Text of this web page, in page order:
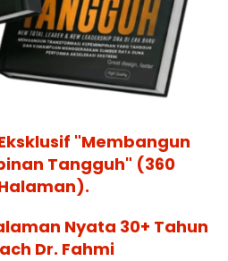
"Membangun
Tangguh" (360
Nyata 30+ Tahun
Dr. Fahmi